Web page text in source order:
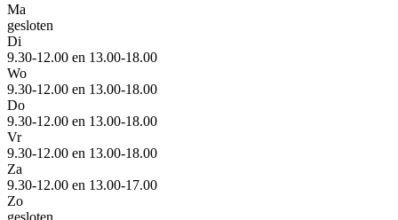
Ma
gesloten
Di
9.30-12.00 en 13.00-18.00
Wo
9.30-12.00 en 13.00-18.00
Do
9.30-12.00 en 13.00-18.00
Vr
9.30-12.00 en 13.00-18.00
Za
9.30-12.00 en 13.00-17.00
Zo
gesloten